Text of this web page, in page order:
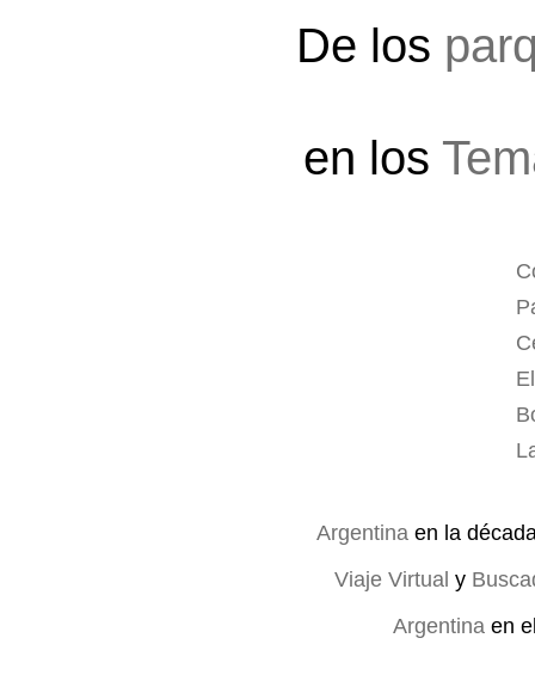
De los
en los
Argentinaen la
Viaje Virtual y
Argentina en